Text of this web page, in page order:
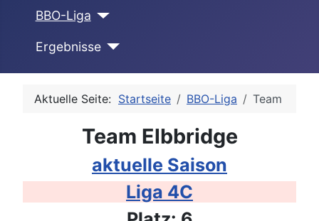
BBO-Liga
Ergebnisse
Aktuelle Seite: Startseite BBO-Liga Team
Team Elbbridge
aktuelle Saison
Liga 4C